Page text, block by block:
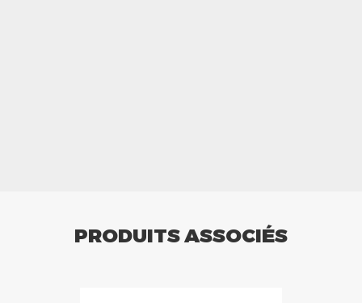
PRODUITS ASSOCIÉS